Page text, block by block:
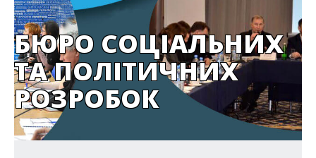
БЮРО СОЦІАЛЬНИХ
ТА ПОЛІТИЧНИХ
РОЗРОБОК